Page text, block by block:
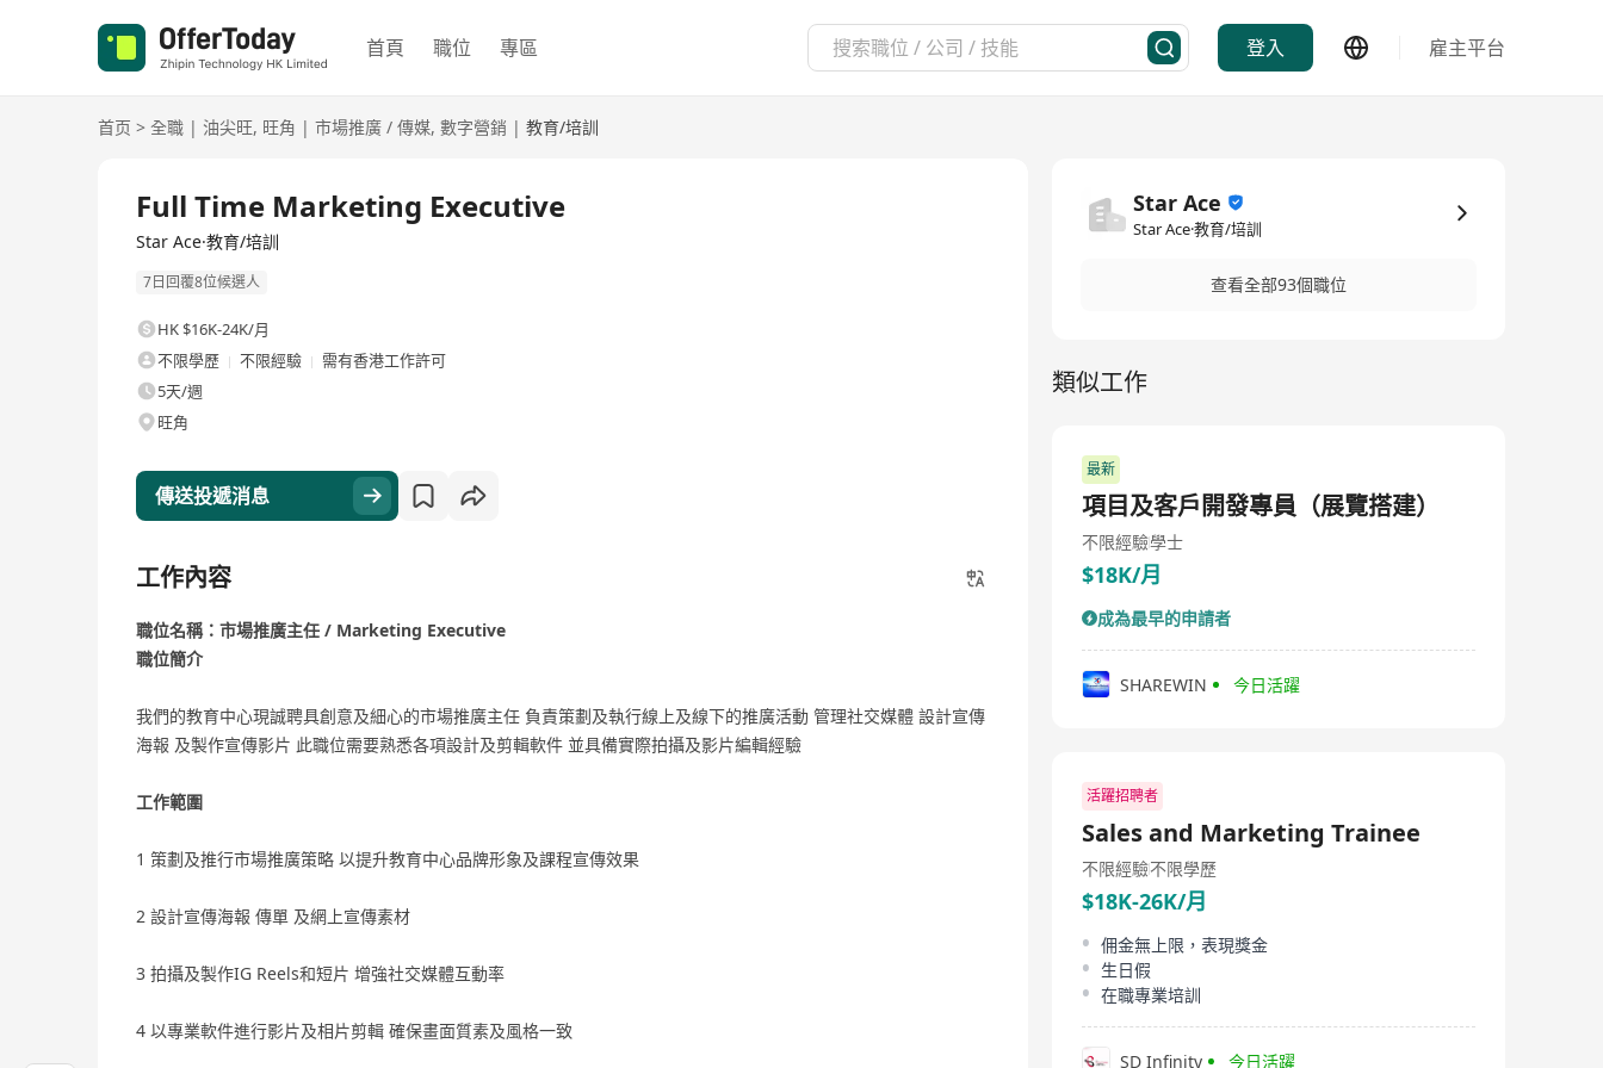
首頁 職位 專區 登入 雇主平台
首页 > 全職 | 油尖旺, 旺角 | 市場推廣 / 傳媒, 數字營銷 | 教育/培訓
Full Time Marketing Executive
Star Ace·教育/培訓
7日回覆8位候選人
HK $16K-24K/月
不限學歷
不限經驗
需有香港工作許可
5天/週
旺角
傳送投遞消息
工作內容
職位名稱：市場推廣主任 / Marketing Executive
職位簡介
我們的教育中心現誠聘具創意及細心的市場推廣主任 負責策劃及執行線上及線下的推廣活動 管理社交媒體 設計宣傳
海報 及製作宣傳影片 此職位需要熟悉各項設計及剪輯軟件 並具備實際拍攝及影片編輯經驗
工作範圍
1 策劃及推行市場推廣策略 以提升教育中心品牌形象及課程宣傳效果
2 設計宣傳海報 傳單 及網上宣傳素材
3 拍攝及製作IG Reels和短片 增強社交媒體互動率
4 以專業軟件進行影片及相片剪輯 確保畫面質素及風格一致
Star Ace
Star Ace·教育/培訓
查看全部93個職位
類似工作
最新
項目及客戶開發專員（展覽搭建）
不限經驗學士
$18K/月
成為最早的申請者
SHAREWIN 今日活躍
活躍招聘者
Sales and Marketing Trainee
不限經驗不限學歷
$18K-26K/月
佣金無上限，表現獎金
生日假
在職專業培訓
SD Infinity 今日活躍